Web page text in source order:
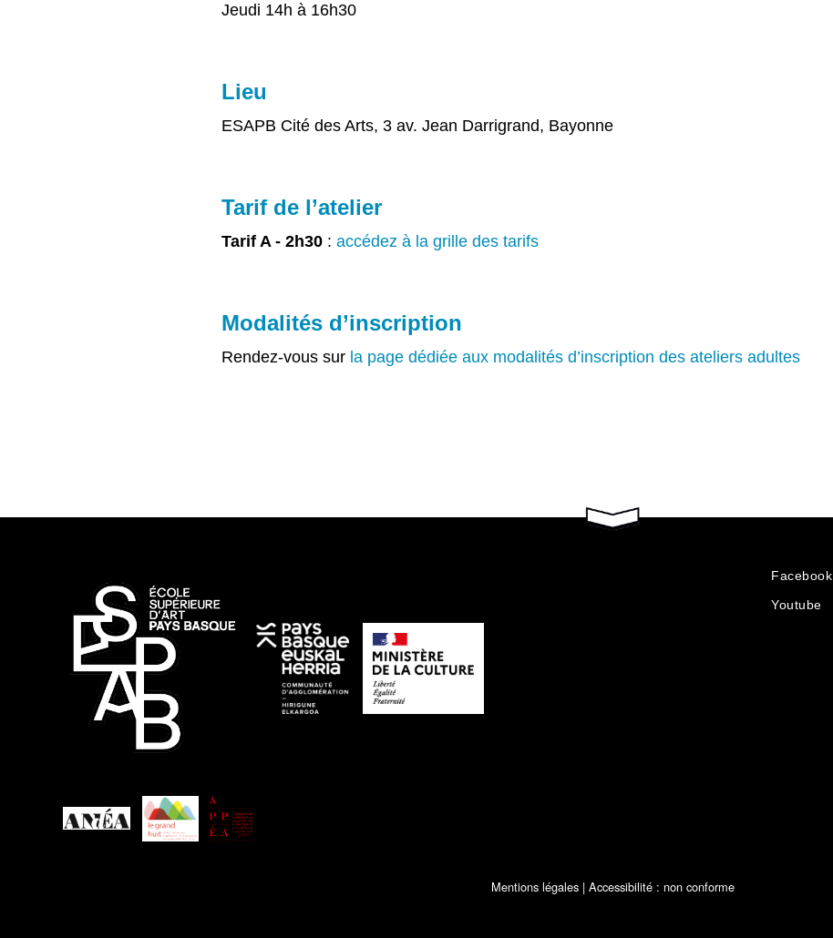
Jeudi 14h à 16h30
Lieu
ESAPB Cité des Arts, 3 av. Jean Darrigrand, Bayonne
Tarif de l’atelier
Tarif A - 2h30: accédez à la grille des tarifs
Modalités d’inscription
Rendez-vous sur la page dédiée aux modalités d’inscription des ateliers adultes
Facebook
Youtube
Mentions légales| Accessibilité : non conforme